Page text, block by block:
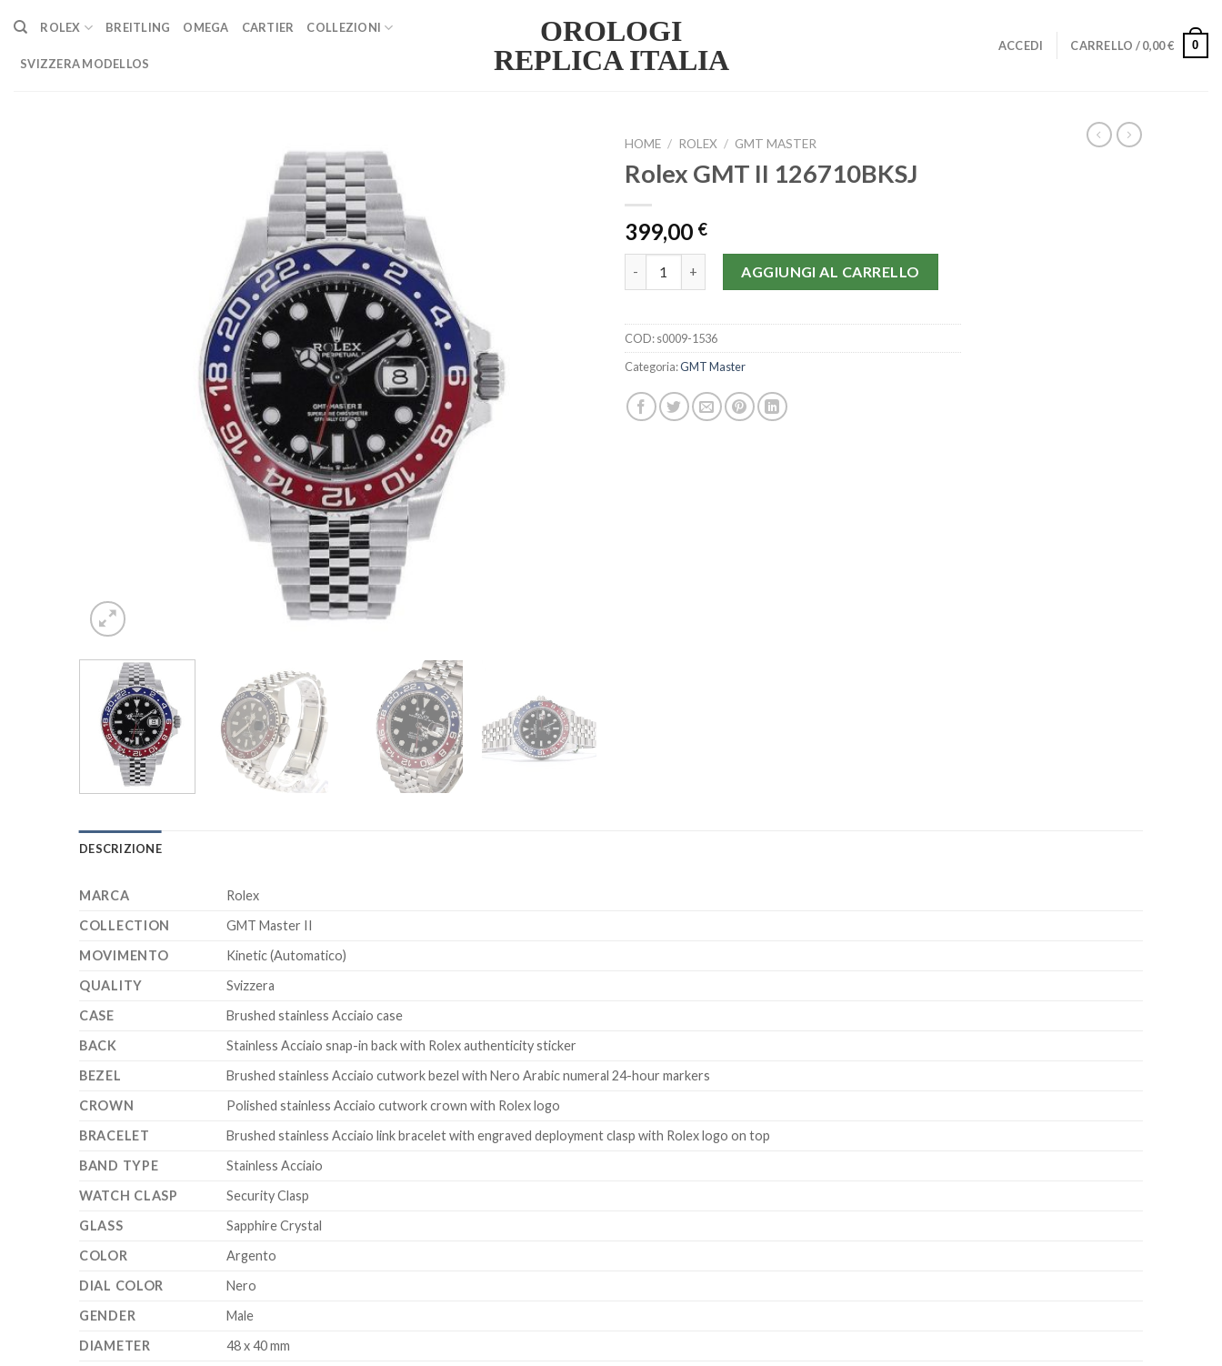
content
OROLOGI
REPLICA ITALIA
ROLEX BREITLING OMEGA CARTIER COLLEZIONI
SVIZZERA MODELLOS
ACCEDI CARRELLO /0,00€ 0
HOME / ROLEX / GMT MASTER
Rolex GMT II 126710BKSJ
399,00 €
AGGIUNGI AL CARRELLO
COD:s0009-1536
Categoria:GMT Master
DESCRIZIONE
MARCA
Rolex
COLLECTION
GMT Master II
MOVIMENTO
Kinetic (Automatico)
QUALITY
Svizzera
CASE
Brushed stainless Acciaio case
BACK
Stainless Acciaio snap-in back with Rolex authenticity sticker
BEZEL
Brushed stainless Acciaio cutwork bezel with Nero Arabic numeral 24-hour markers
CROWN
Polished stainless Acciaio cutwork crown with Rolex logo
BRACELET
Brushed stainless Acciaio link bracelet with engraved deployment clasp with Rolex logo on top
BAND TYPE
Stainless Acciaio
WATCH CLASP
Security Clasp
GLASS
Sapphire Crystal
COLOR
Argento
DIAL COLOR
Nero
GENDER
Male
DIAMETER
48 x 40 mm